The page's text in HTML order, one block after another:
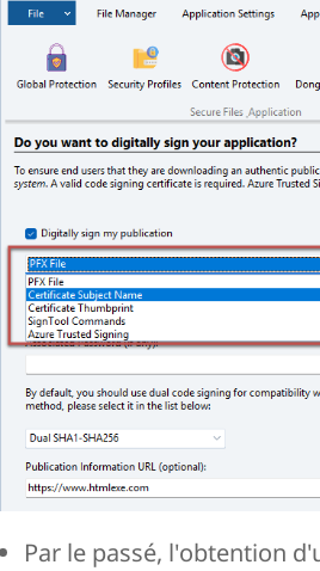
Par le passé, l'obtention